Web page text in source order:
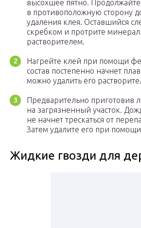
высохшее пятно. Продолжайте
в противоположную сторону
удаления клея. Оставшийся
скребком и протрите
растворителем.
Нагрейте клей при помощи
состав постепенно начнет
можно удалить его
Предварительно приготовив
на загрязненный участок.
не начнет трескаться от
Затем удалите его при
Жидкие гвозди для